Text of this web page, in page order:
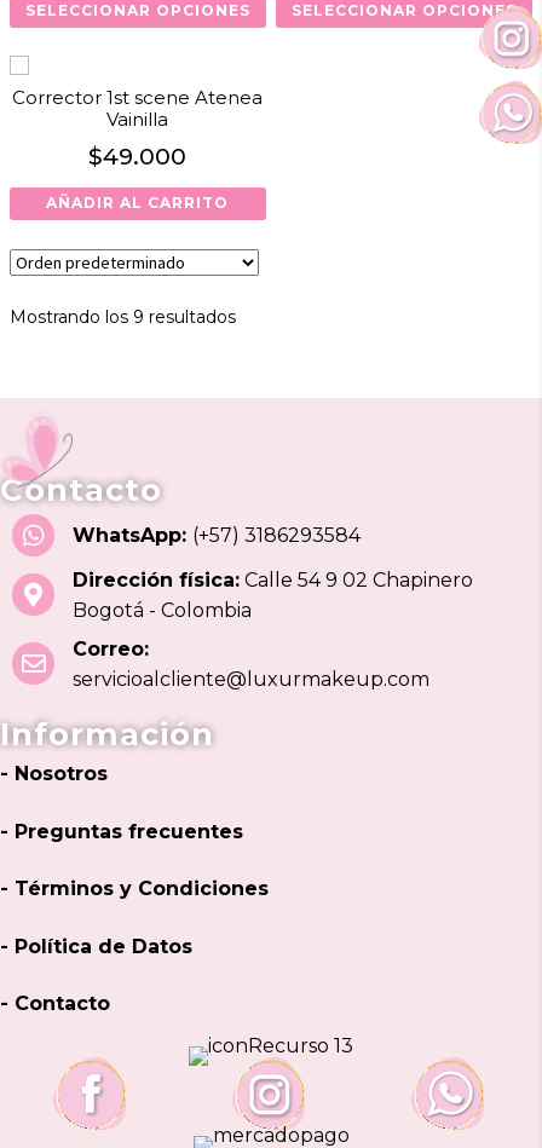
SELECCIONAR OPCIONES SELECCIONAR OPCIONES
Corrector 1st scene Atenea
Vainilla
$49.000
AÑADIR AL CARRITO
Mostrando los 9 resultados
Contacto
WhatsApp: (+57) 3186293584
Dirección física: Calle 54 9 02 Chapinero
Bogotá - Colombia
Correo:
servicioalcliente@luxurmakeup.com
Información
- Nosotros
- Preguntas frecuentes
- Términos y Condiciones
- Política de Datos
- Contacto